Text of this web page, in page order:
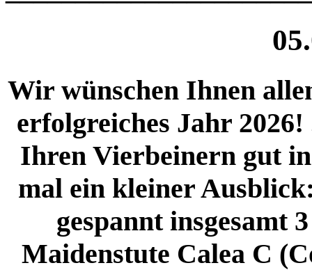
Wir wünschen Ihnen
erfolgreiches Jahr
Ihren Vierbeinern gut
mal ein kleiner
gespannt insgesamt
Maidenstute Calea C